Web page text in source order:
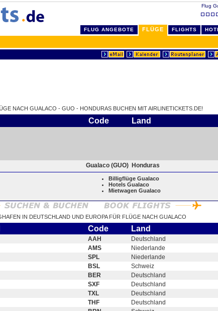
Flug
FLUG ANGEBOTE FLÜGE FLIGHTS
NACH GUALACO - GUO - HONDURAS BUCHEN MIT AIRLINETICKETS.DE!
Code Land
Gualaco (GUO) Honduras
Billigflüge Gualaco
Hotels Gualaco
Mietwagen Gualaco
IN DEUTSCHLAND UND EUROPA FÜR FLÜGE NACH GUALACO
Code Land
AAH
Deutschland
AMS
Niederlande
SPL
Niederlande
BSL
Schweiz
BER
Deutschland
SXF
Deutschland
TXL
Deutschland
THF
Deutschland